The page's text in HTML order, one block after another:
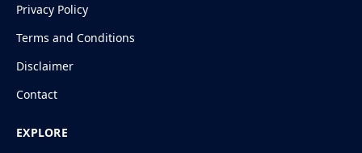
Privacy Policy
Terms and Conditions
Disclaimer
Contact
EXPLORE